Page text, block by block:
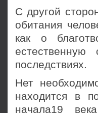
С другой
обитания
как о
последствиях.
Нет
находится в
начала19